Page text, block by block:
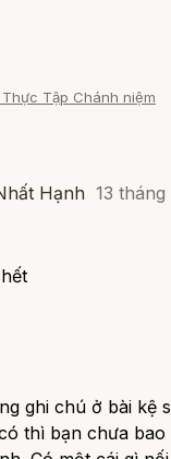
Thực Tập Chánh niệm
Hạnh 13
ghi chú ở bài kệ
thì bạn chưa